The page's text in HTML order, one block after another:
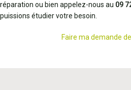
réparation ou bien appelez-nous au 09
puissions étudier votre besoin.
Faire ma demande